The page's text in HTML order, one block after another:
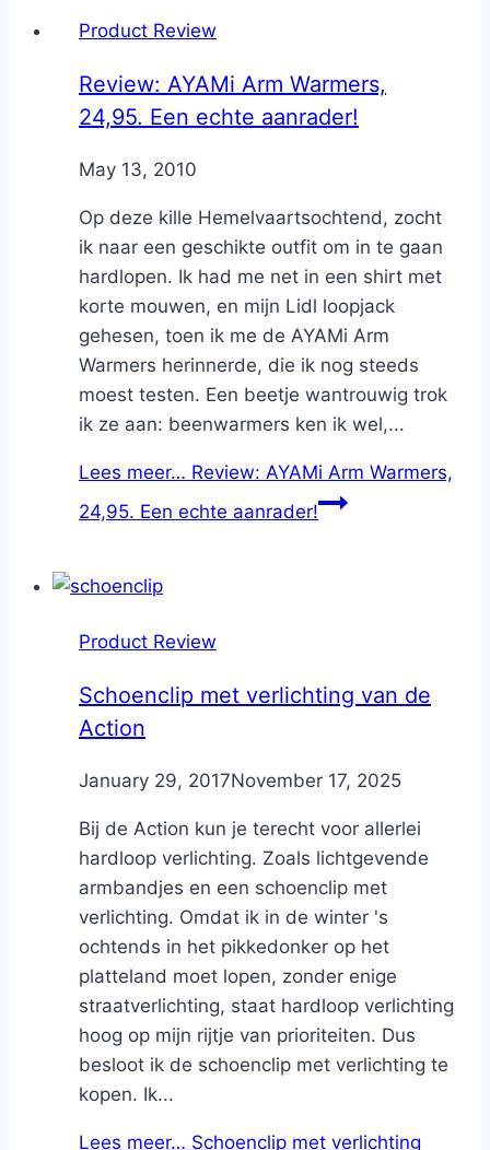
Product Review
Review: AYAMi Arm Warmers,
24,95. Een echte aanrader!
ByNicole
May 13, 2010
Op deze kille Hemelvaartsochtend, zocht
ik naar een geschikte outfit om in te gaan
hardlopen. Ik had me net in een shirt met
korte mouwen, en mijn Lidl loopjack
gehesen, toen ik me de AYAMi Arm
Warmers herinnerde, die ik nog steeds
moest testen. Een beetje wantrouwig trok
ik ze aan: beenwarmers ken ik wel,...
Lees meer… Review: AYAMi Arm Warmers,
24,95. Een echte aanrader!
Product Review
Schoenclip met verlichting van de
Action
ByNicole
January 29, 2017November 17, 2025
Bij de Action kun je terecht voor allerlei
hardloop verlichting. Zoals lichtgevende
armbandjes en een schoenclip met
verlichting. Omdat ik in de winter 's
ochtends in het pikkedonker op het
platteland moet lopen, zonder enige
straatverlichting, staat hardloop verlichting
hoog op mijn rijtje van prioriteiten. Dus
besloot ik de schoenclip met verlichting te
kopen. Ik...
Lees meer… Schoenclip met verlichting